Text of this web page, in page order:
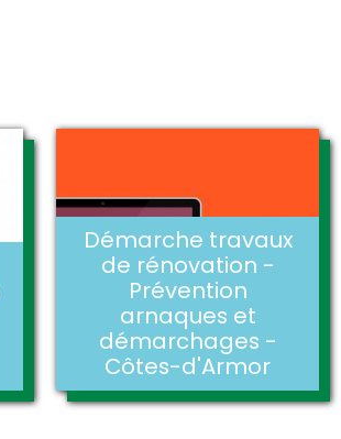
Démarche travaux
de rénovation -
Prévention
arnaques et
démarchages -
Côtes-d'Armor